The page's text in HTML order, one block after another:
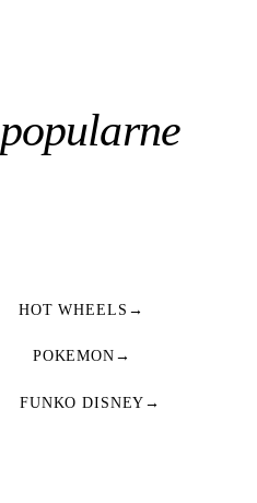
popularne
HOT WHEELS →
POKEMON →
FUNKO DISNEY →